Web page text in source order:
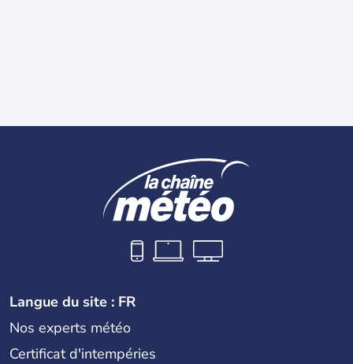
Langue du site : FR
Nos experts météo
Certificat d'intempéries